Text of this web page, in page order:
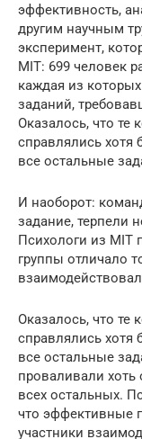
эффективность,
другим научным
эксперимент,
MIT: 699 человек
каждая из
заданий,
Оказалось, что те
справлялись
все остальные
И наоборот:
задание, терпели
Психологи из
группы отличало
Оказалось, что те
справлялись
все остальные
проваливали хоть
всех остальных.
что эффективные
участники